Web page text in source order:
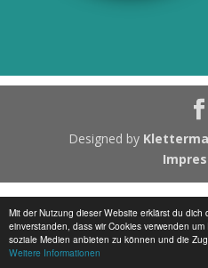
Mit der Nutzung dieser Website erklärst du dich
einverstanden, dass wir Cookies verwenden
soziale Medien anbieten zu können und die
Weitere Informationen
Designed by